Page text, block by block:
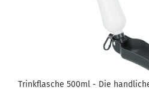
Trinkflasche 500ml - Die